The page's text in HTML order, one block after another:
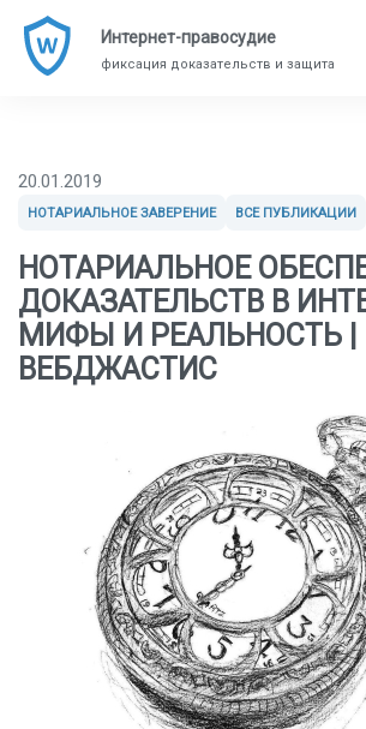
Интернет-правосудие
фиксация доказательств и защита
20.01.2019
НОТАРИАЛЬНОЕ ЗАВЕРЕНИЕ ВСЕ ПУБЛИКАЦИИ
НОТАРИАЛЬНОЕ
ДОКАЗАТЕЛЬСТВ В
МИФЫ И РЕАЛЬНОСТЬ |
ВЕБДЖАСТИС